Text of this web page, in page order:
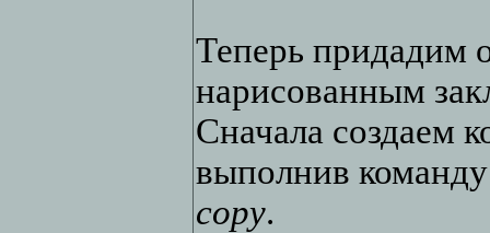
Теперь придадим
нарисованным
Сначала создаем
выполнив
copy.